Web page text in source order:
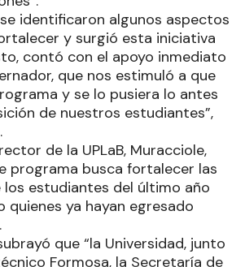
identificaron algunos aspectos
y surgió esta iniciativa
contó con el apoyo inmediato
que nos estimuló a que
y se lo pusiera lo antes
de nuestros estudiantes”,
de la UPLaB, Muracciole,
programa busca fortalecer las
los estudiantes del último año
quienes ya hayan egresado
que “la Universidad, junto
Formosa, la Secretaría de